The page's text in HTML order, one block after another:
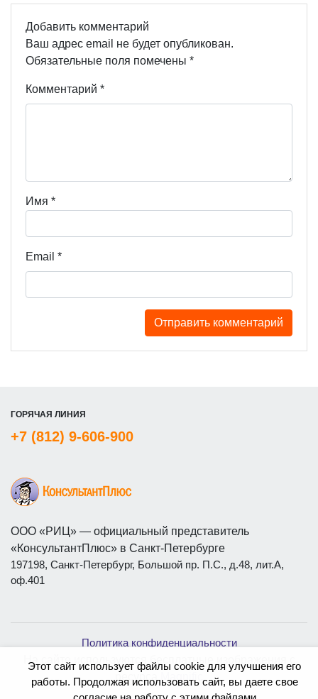
Добавить комментарий
Ваш адрес email не будет опубликован.
Обязательные поля помечены *
Комментарий *
Имя *
Email *
ГОРЯЧАЯ ЛИНИЯ
+7 (812) 9-606-900
ООО «РИЦ» — официальный представитель
«КонсультантПлюс» в Санкт-Петербурге
197198, Санкт-Петербург, Большой пр. П.С., д.48, лит.А,
оф.401
Политика конфиденциальности
На сайте используются бесплатные изображения с
Этот сайт использует файлы cookie для улучшения его
работы. Продолжая использовать сайт, вы даете свое